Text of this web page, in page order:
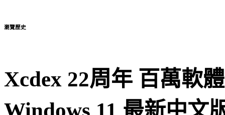
瀏覽歷史
Xcdex 22周年 百萬軟